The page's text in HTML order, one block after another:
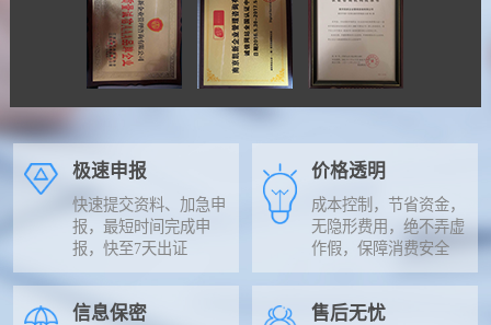
极速申报
快速提交资料、加急申
报，最短时间完成申
报，快至7天出证
价格透明
成本控制，节省资金，
无隐形费用，绝不弄虚
作假，保障消费安全
信息保密 售后无忧